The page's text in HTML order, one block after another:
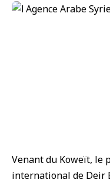
Venant du Koweït, le
international de Deir